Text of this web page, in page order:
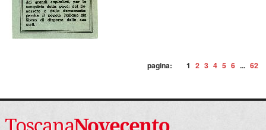
pagina: 1 2 3 4 5 6 ... 62